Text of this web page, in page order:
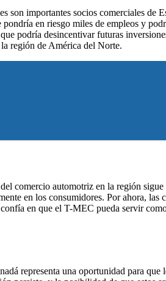
son importantes socios comerciales
en riesgo miles de empleos y
podría desincentivar futuras
región de América del Norte.
comercio automotriz en la región
en los consumidores. Por ahora,
en que el T-MEC pueda servir
representa una oportunidad para